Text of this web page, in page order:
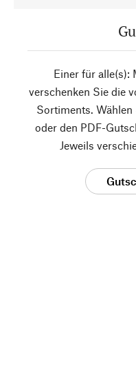
Einer für alle(s):
verschenken Sie die
Sortiments.
oder den PDF-
Jeweils